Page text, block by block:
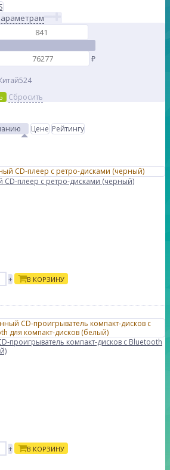
₽
524
Сбросить
Цене Рейтингу
CD-плеер с ретро-дисками (черный)
+ В КОРЗИНУ
проигрыватель компакт-дисков с Bluetooth
+ В КОРЗИНУ